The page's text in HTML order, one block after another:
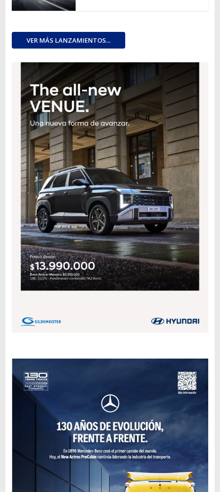
VER MÁS LANZAMIENTOS...